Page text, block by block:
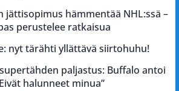
jättisopimus hämmentää NHL:ssä –
perustelee ratkaisua
nyt tärähti yllättävä siirtohuhu!
paljastus: Buffalo antoi
halunneet minua”